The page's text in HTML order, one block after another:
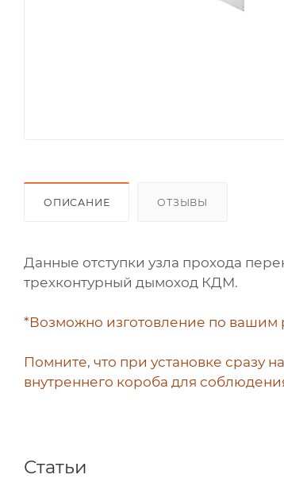
ОПИСАНИЕ ОТЗЫВЫ
Данные отступки узла прохода
трехконтурный дымоход КДМ.
*Возможно изготовление по вашим
Помните, что при установке сразу
внутреннего короба для
Статьи